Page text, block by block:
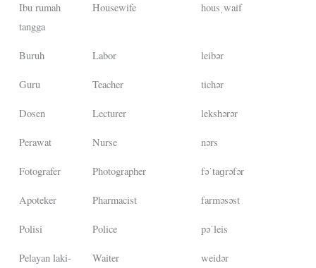
Ibu rumah
tangga
Housewife housˌwaif
Buruh Labor leibər
Guru Teacher tichər
Dosen Lecturer lekshərər
Perawat Nurse nərs
Fotografer Photographer fəˈtaɡrəfər
Apoteker Pharmacist farməsəst
Polisi Police pəˈleis
Pelayan laki- Waiter weidər